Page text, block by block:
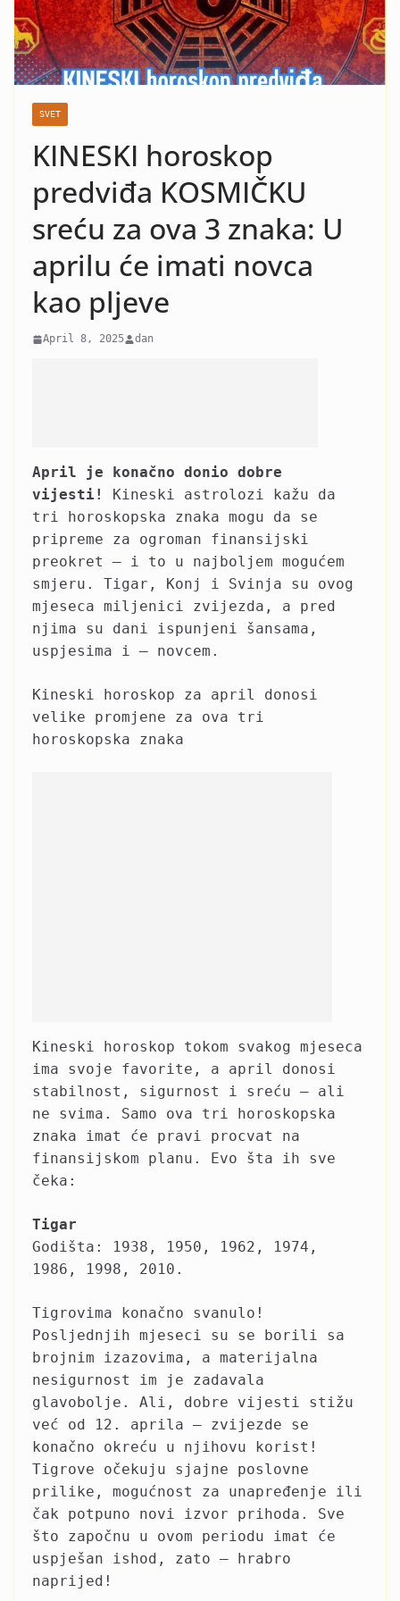
MILICA TODOROVIĆ GRCA U SUZAMA
ZBOG MARIJE ŠERIFOVIĆ: Niko SE
nije NADAO ovoj TRAGEDIJI!!!
(FOTO)
SVET
KINESKI horoskop
predviđa KOSMIČKU
sreću za ova 3 znaka: U
aprilu će imati novca
kao pljeve
April 8, 2025 dan
April je konačno donio dobre
vijesti!
Kineski astrolozi kažu da
tri horoskopska znaka mogu da se
pripreme za ogroman finansijski
preokret – i to u najboljem mogućem
smjeru. Tigar, Konj i Svinja su ovog
mjeseca miljenici zvijezda, a pred
njima su dani ispunjeni šansama,
uspjesima i – novcem.
Kineski horoskop za april donosi
velike promjene za ova tri
horoskopska znaka
Kineski horoskop tokom svakog mjeseca
ima svoje favorite, a april donosi
stabilnost, sigurnost i sreću – ali
ne svima. Samo ova tri horoskopska
znaka imat će pravi procvat na
finansijskom planu. Evo šta ih sve
čeka:
Tigar
Godišta: 1938, 1950, 1962, 1974,
1986, 1998, 2010.
Tigrovima konačno svanulo!
Posljednjih mjeseci su se borili sa
brojnim izazovima, a materijalna
nesigurnost im je zadavala
glavobolje. Ali, dobre vijesti stižu
već od 12. aprila – zvijezde se
konačno okreću u njihovu korist!
Tigrove očekuju sjajne poslovne
prilike, mogućnost za unapređenje ili
čak potpuno novi izvor prihoda. Sve
što započnu u ovom periodu imat će
uspješan ishod, zato – hrabro
naprijed!